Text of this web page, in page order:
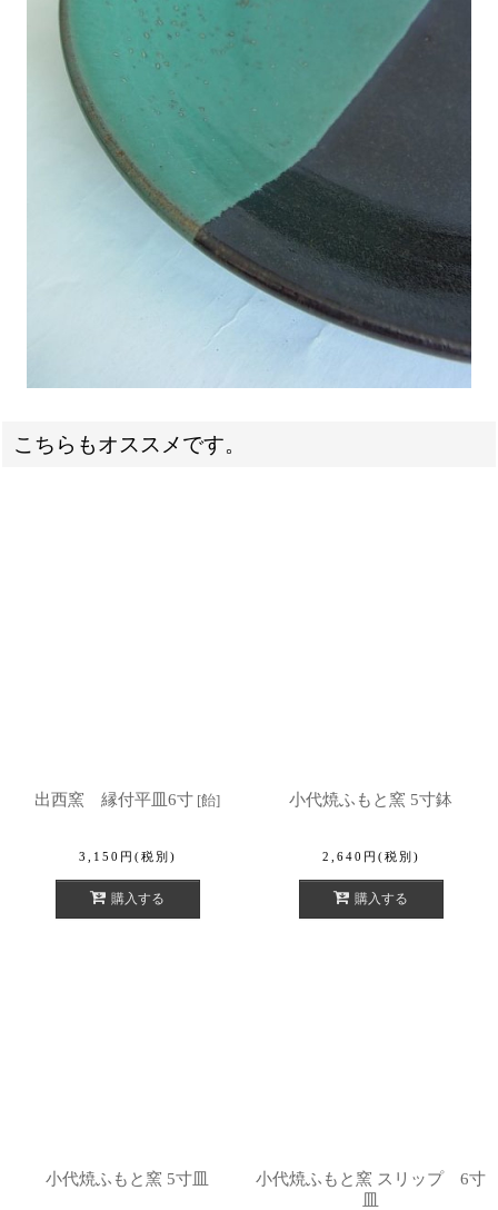
こちらもオススメです。
出西窯 縁付平皿6寸 [飴]
3,150 円 (税別)
購入する
小代焼ふもと窯 5寸鉢
2,640 円 (税別)
購入する
小代焼ふもと窯 5寸皿
小代焼ふもと窯 スリップ 6寸
皿